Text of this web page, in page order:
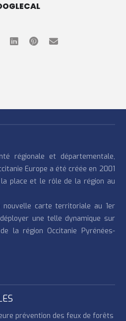
régionale et départementale,
Europe a été créée en 2001
place et le rôle de la région au
nouvelle carte territoriale au 1er
une telle dynamique sur
la région Occitanie Pyrénées-
prévention des feux de forêts